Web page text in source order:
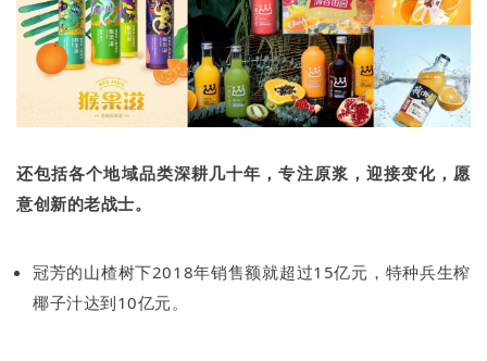
还包括各个地域品类深耕几十年，专注原浆，迎接变化，愿
意创新的老战士。
冠芳的山楂树下2018年销售额就超过15亿元，特种兵生榨
椰子汁达到10亿元。